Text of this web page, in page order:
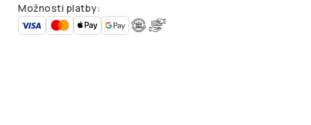
Možnosti platby: